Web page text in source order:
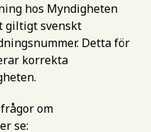
hos Myndigheten
giltigt svenskt
Detta för
korrekta
om
se: